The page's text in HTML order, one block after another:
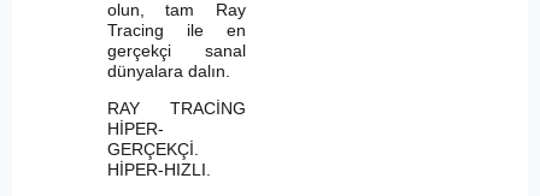
olun, tam Ray
Tracing ile en
gerçekçi sanal
dünyalara dalın.
RAY TRACİNG
HİPER-
GERÇEKÇİ.
HİPER-HIZLI.